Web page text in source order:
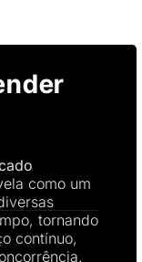
como um
tornando
contínuo,